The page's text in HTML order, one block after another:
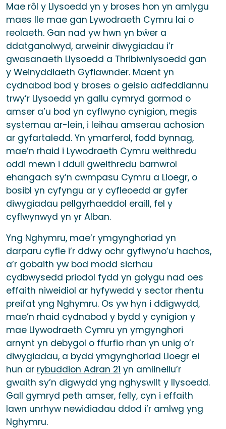
Mae rôl y Llysoedd yn y broses hon yn amlygu
maes lle mae gan Lywodraeth Cymru lai o
reolaeth. Gan nad yw hwn yn bŵer a
ddatganolwyd, arweinir diwygiadau i’r
gwasanaeth Llysoedd a Thribiwnlysoedd gan
y Weinyddiaeth Gyfiawnder. Maent yn
cydnabod bod y broses o geisio adfeddiannu
trwy’r Llysoedd yn gallu cymryd gormod o
amser a’u bod yn cyflwyno cynigion, megis
systemau ar-lein, i leihau amserau achosion
ar gyfartaledd. Yn ymarferol, fodd bynnag,
mae’n rhaid i Lywodraeth Cymru weithredu
oddi mewn i ddull gweithredu barnwrol
ehangach sy’n cwmpasu Cymru a Lloegr, o
bosibl yn cyfyngu ar y cyfleoedd ar gyfer
diwygiadau pellgyrhaeddol eraill, fel y
cyflwynwyd yn yr Alban.
Yng Nghymru, mae’r ymgynghoriad yn
darparu cyfle i’r ddwy ochr gyflwyno’u hachos,
a’r gobaith yw bod modd sicrhau
cydbwysedd priodol fydd yn golygu nad oes
effaith niweidiol ar hyfywedd y sector rhentu
preifat yng Nghymru. Os yw hyn i ddigwydd,
mae’n rhaid cydnabod y bydd y cynigion y
mae Llywodraeth Cymru yn ymgynghori
arnynt yn debygol o ffurfio rhan yn unig o’r
diwygiadau, a bydd ymgynghoriad Lloegr ei
hun ar rybuddion Adran 21 yn amlinellu’r
gwaith sy’n digwydd yng nghyswllt y llysoedd.
Gall gymryd peth amser, felly, cyn i effaith
lawn unrhyw newidiadau ddod i’r amlwg yng
Nghymru.